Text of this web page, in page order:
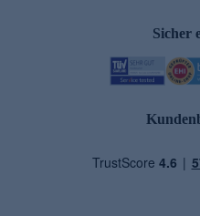
Sicher